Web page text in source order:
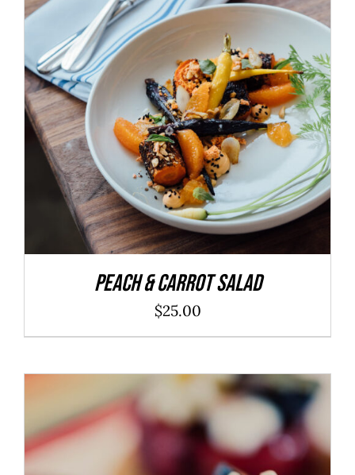
ADD TO CART / DÉTAILS
Peach & Carrot Salad
$25.00